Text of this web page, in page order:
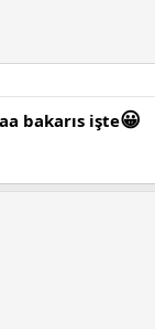
bakarıs işte😀